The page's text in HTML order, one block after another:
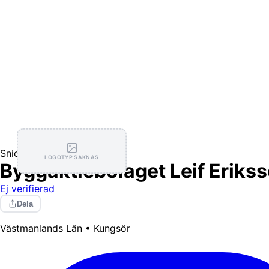
LOGOTYP SAKNAS
Snickare
Byggaktiebolaget Leif
Ej verifierad
Dela
Västmanlands Län • Kungsör